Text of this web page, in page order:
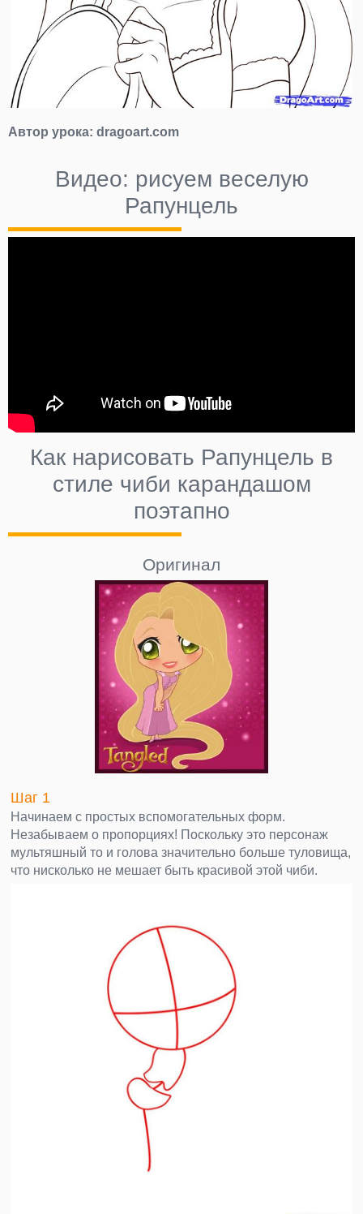
Автор урока: dragoart.com
Видео: рисуем веселую
Рапунцель
Как нарисовать Рапунцель в
стиле чиби карандашом
поэтапно
Оригинал
Шаг 1
Начинаем с простых вспомогательных форм.
Незабываем о пропорциях! Поскольку это персонаж
мультяшный то и голова значительно больше туловища,
что нисколько не мешает быть красивой этой чиби.